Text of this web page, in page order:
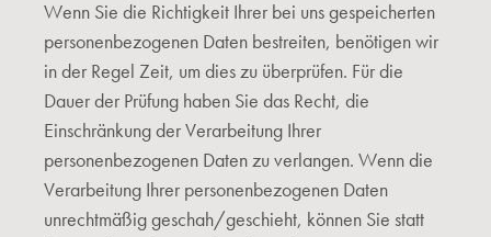
Wenn Sie die Richtigkeit Ihrer bei uns gespeicherten
personenbezogenen Daten bestreiten, benötigen wir
in der Regel Zeit, um dies zu überprüfen. Für die
Dauer der Prüfung haben Sie das Recht, die
Einschränkung der Verarbeitung Ihrer
personenbezogenen Daten zu verlangen. Wenn die
Verarbeitung Ihrer personenbezogenen Daten
unrechtmäßig geschah/geschieht, können Sie statt